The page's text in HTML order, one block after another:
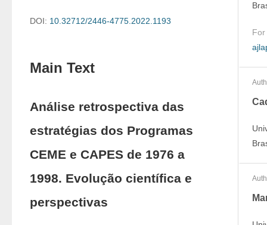
DOI: 10.32712/2446-4775.2022.1193
Main Text
Análise retrospectiva das
estratégias dos Programas
CEME e CAPES de 1976 a
1998. Evolução científica e
perspectivas